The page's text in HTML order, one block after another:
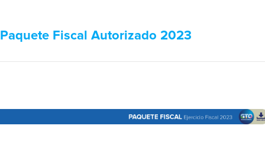
Paquete Fiscal Autorizado 2023